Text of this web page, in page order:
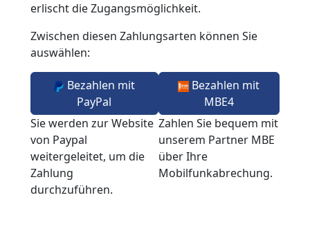
erlischt die Zugangsmöglichkeit.
Zwischen diesen Zahlungsarten können Sie
auswählen:
Bezahlen mit
PayPal
Sie werden zur Website
von Paypal
weitergeleitet, um die
Zahlung
durchzuführen.
Bezahlen mit
MBE4
Zahlen Sie bequem mit
unserem Partner MBE
über Ihre
Mobilfunkabrechung.